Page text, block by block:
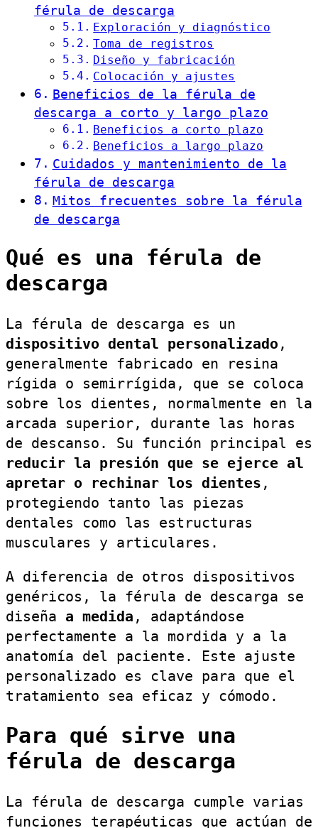
férula de descarga
Exploración y diagnóstico
Toma de registros
Diseño y fabricación
Colocación y ajustes
Beneficios de la férula de
descarga a corto y largo plazo
Beneficios a corto plazo
Beneficios a largo plazo
Cuidados y mantenimiento de la
férula de descarga
Mitos frecuentes sobre la férula
de descarga
Qué es una férula de
descarga
La férula de descarga es un
dispositivo dental personalizado ,
generalmente fabricado en resina
rígida o semirrígida, que se coloca
sobre los dientes, normalmente en la
arcada superior, durante las horas
de descanso. Su función principal es
reducir la presión que se ejerce al
apretar o rechinar los dientes ,
protegiendo tanto las piezas
dentales como las estructuras
musculares y articulares.
A diferencia de otros dispositivos
genéricos, la férula de descarga se
diseña a medida , adaptándose
perfectamente a la mordida y a la
anatomía del paciente. Este ajuste
personalizado es clave para que el
tratamiento sea eficaz y cómodo.
Para qué sirve una
férula de descarga
La férula de descarga cumple varias
funciones terapéuticas que actúan de